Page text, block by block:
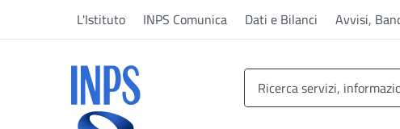
L'Istituto INPS Comunica Dati e Bilanci Avvisi,